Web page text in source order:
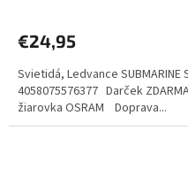
€24,95
Svietidá, Ledvance SUBMARINE
4058075576377 Darček
žiarovka OSRAM Doprava...